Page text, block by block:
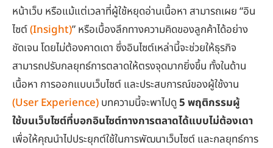
หน้าเว็บ หรือแม้แต่เวลาที่ผู้ใช้หยุดอ่านเนื้อหา สามารถเผย “อิน
ไซต์(Insight)” หรือเบื้องลึกทางความคิดของลูกค้าได้อย่าง
ชัดเจน โดยไม่ต้องคาดเดา ซึ่งอินไซต์เหล่านี้จะช่วยให้ธุรกิจ
สามารถปรับกลยุทธ์การตลาดให้ตรงจุดมากยิ่งขึ้น ทั้งในด้าน
เนื้อหา การออกแบบเว็บไซต์ และประสบการณ์ของผู้ใช้งาน
(User Experience)บทความนี้จะพาไปดู5 พฤติกรรมผู้
ใช้บนเว็บไซต์ที่บอกอินไซต์ทางการตลาดได้แบบไม่ต้องเดา
เพื่อให้คุณนำไปประยุกต์ใช้ในการพัฒนาเว็บไซต์ และกลยุทธ์การ